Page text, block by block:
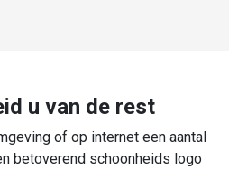
u van de rest
of op internet een aantal
betoverend schoonheids logo